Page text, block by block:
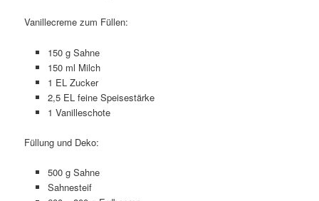
Vanillecreme zum Füllen:
150 g Sahne
150 ml Milch
1 EL Zucker
2,5 EL feine Speisestärke
1 Vanilleschote
Füllung und Deko:
500 g Sahne
Sahnesteif